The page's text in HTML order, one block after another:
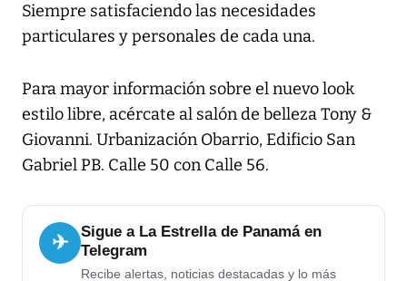
Siempre satisfaciendo las necesidades
particulares y personales de cada una.
Para mayor información sobre el nuevo look
estilo libre, acércate al salón de belleza Tony &
Giovanni. Urbanización Obarrio, Edificio San
Gabriel PB. Calle 50 con Calle 56.
✈
Sigue a La Estrella de Panamá en
Telegram
Recibe alertas, noticias destacadas y lo más